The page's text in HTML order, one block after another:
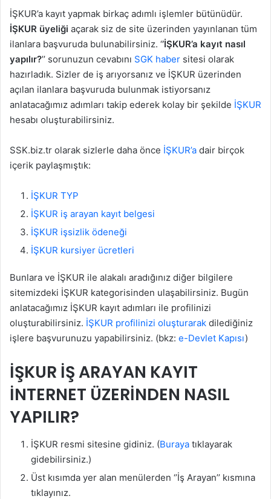
İŞKUR’a kayıt yapmak birkaç adımlı işlemler bütünüdür.
İŞKUR üyeliği açarak siz de site üzerinden yayınlanan tüm
ilanlara başvuruda bulunabilirsiniz. ‘’İŞKUR’a kayıt nasıl
yapılır?’’ sorunuzun cevabını SGK haber sitesi olarak
hazırladık. Sizler de iş arıyorsanız ve İŞKUR üzerinden
açılan ilanlara başvuruda bulunmak istiyorsanız
anlatacağımız adımları takip ederek kolay bir şekilde İŞKUR
hesabı oluşturabilirsiniz.
SSK.biz.tr olarak sizlerle daha önce İŞKUR’a dair birçok
içerik paylaşmıştık:
İŞKUR TYP
İŞKUR iş arayan kayıt belgesi
İŞKUR işsizlik ödeneği
İŞKUR kursiyer ücretleri
Bunlara ve İŞKUR ile alakalı aradığınız diğer bilgilere
sitemizdeki İŞKUR kategorisinden ulaşabilirsiniz. Bugün
anlatacağımız İŞKUR kayıt adımları ile profilinizi
oluşturabilirsiniz. İŞKUR profilinizi oluşturarak dilediğiniz
işlere başvurunuzu yapabilirsiniz. (bkz: e-Devlet Kapısı)
İŞKUR İŞ ARAYAN KAYIT
İNTERNET ÜZERİNDEN NASIL
YAPILIR?
İŞKUR resmi sitesine gidiniz. (Buraya tıklayarak
gidebilirsiniz.)
Üst kısımda yer alan menülerden ‘’İş Arayan’’ kısmına
tıklayınız.